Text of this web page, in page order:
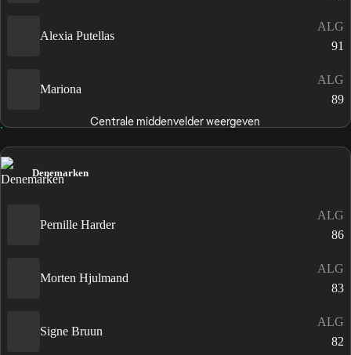
Alexia Putellas
ALG
91
Mariona
ALG
89
Centrale middenvelder weergeven
Denemarken
Pernille Harder
ALG
86
Morten Hjulmand
ALG
83
Signe Bruun
ALG
82